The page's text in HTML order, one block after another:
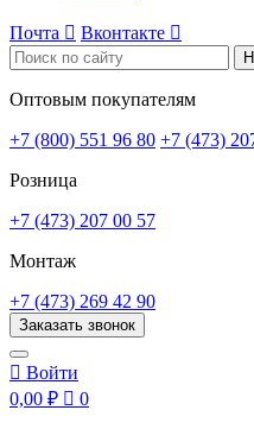
Почта  Вконтакте 
Оптовым покупателям
+7 (800) 551 96 80 +7 (473)
Розница
+7 (473) 207 00 57
Монтаж
+7 (473) 269 42 90
Заказать звонок
 Войти
0,00 ₽  0